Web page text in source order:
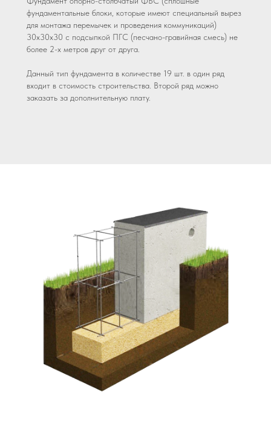
фундаментальные блоки, которые имеют специальный вырез
для монтажа перемычек и проведения коммуникаций)
30х30х30 с подсыпкой ПГС (песчано-гравийная смесь) не
более 2-х метров друг от друга.
Данный тип фундамента в количестве 19 шт. в один ряд
входит в стоимость строительства. Второй ряд можно
заказать за дополнительную плату.